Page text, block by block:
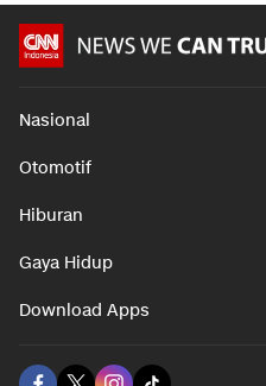
Nasional
Otomotif
Hiburan
Gaya Hidup
Download Apps